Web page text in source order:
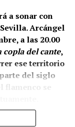
a sonar con
Arcángel
a las 20.00
copla del cante,
ese territorio
del siglo
se
espectáculo